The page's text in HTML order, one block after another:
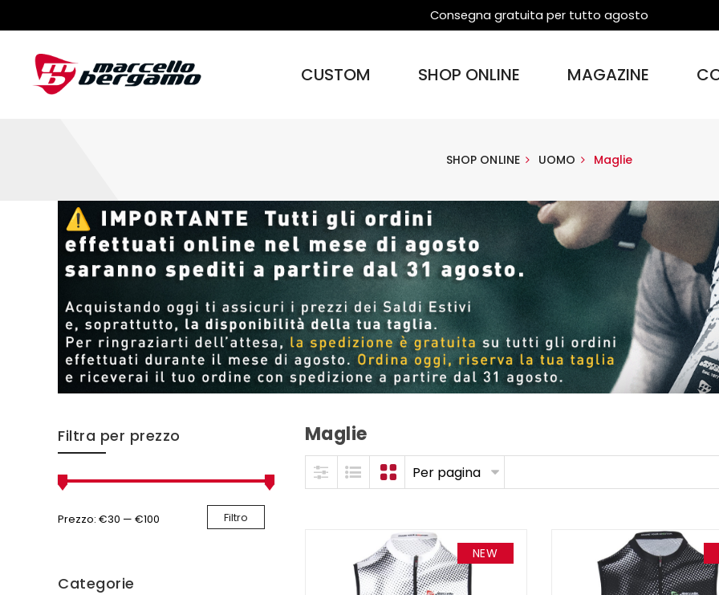
Consegna gratuita per tutto agosto
CUSTOM SHOP ONLINE MAGAZINE
SHOP ONLINE UOMO Maglie
Skip to content Maglie
Per pagina
NEW
Filtra per prezzo
Filtro
Prezzo: €30 — €100
Categorie